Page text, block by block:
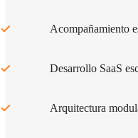
Acompañamiento
Desarrollo SaaS
Arquitectura